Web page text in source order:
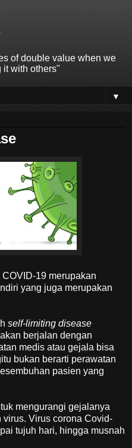
of double value when we
it with others"
▼
19 merupakan
yang juga merupakan
self-limiting disease
berjalan dengan
medis atau gejala bisa
bukan berarti perawatan
pasien yang
mengurangi gejalanya
virus. Virus corona Covid-
tujuh hari, hingga musnah